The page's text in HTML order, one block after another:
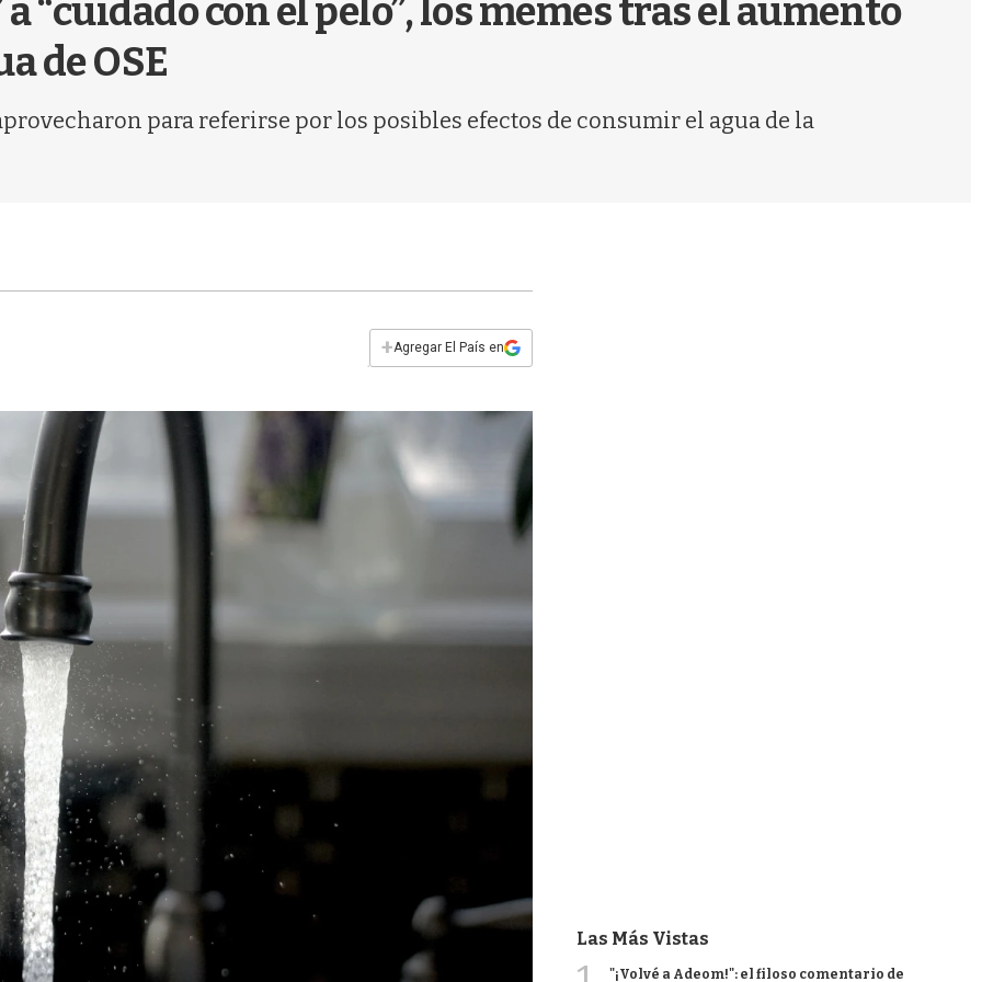
a “cuidado con el pelo”, los memes tras el aumento
de OSE
para referirse por los posibles efectos de consumir el agua de la
+Agregar El País en
Las Más Vistas
"¡Volvé a Adeom!": el filoso comentario de